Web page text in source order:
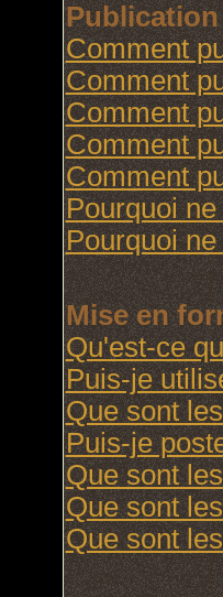
Publication
Comment
Comment
Comment
Comment
Comment
Pourquoi
Pourquoi
Mise en
Qu'est-ce
Puis-je
Que sont
Puis-je
Que sont
Que sont
Que sont